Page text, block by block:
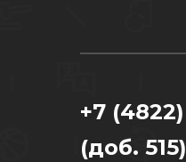
+7
(доб. 515)